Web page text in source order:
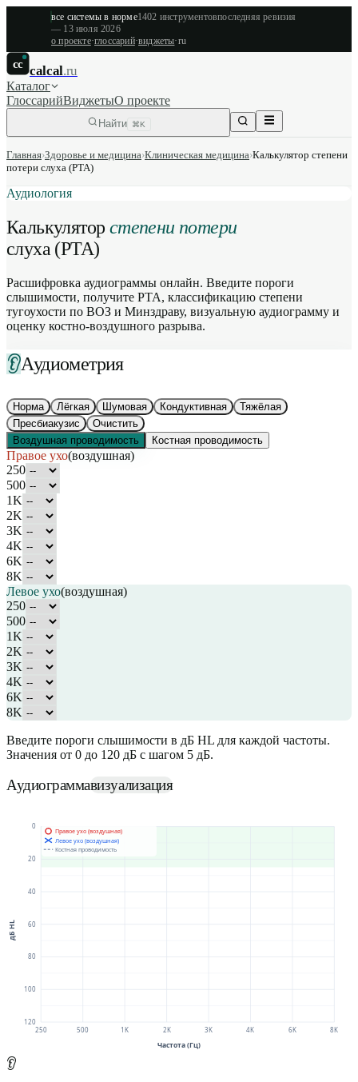
все системы в норме1402 инструментовпоследняя ревизия
— 13 июля 2026
о проекте·глоссарий·виджеты·ru
cc calcal.ru
Каталог
ГлоссарийВиджетыО проекте
Найти ⌘K
Главная›Здоровье и медицина›Клиническая медицина›Калькулятор степени
потери слуха (PTA)
Аудиология
Калькулятор степени потери
слуха (PTA)
Расшифровка аудиограммы онлайн. Введите пороги
слышимости, получите PTA, классификацию степени
тугоухости по ВОЗ и Минздраву, визуальную аудиограмму и
оценку костно-воздушного разрыва.
👂Аудиометрия
Норма Лёгкая Шумовая Кондуктивная
Тяжёлая
Пресбиакузис
Очистить
Воздушная проводимость
Костная проводимость
Правое ухо(воздушная)
250
500
1K
2K
3K
4K
6K
8K
Левое ухо(воздушная)
250
500
1K
2K
3K
4K
6K
8K
Введите пороги слышимости в дБ HL для каждой частоты.
Значения от 0 до 120 дБ с шагом 5 дБ.
Аудиограммавизуализация
0
20
40
60
80
100
120
250 500 1K 2K 3K 4K 6K 8K
Частота (Гц)
дБ HL
Правое ухо (воздушная)
Левое ухо (воздушная)
Костная проводимость
👂